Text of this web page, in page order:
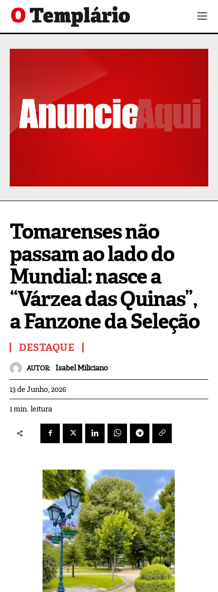
Tomarenses não
passam ao lado do
Mundial: nasce a
“Várzea das Quinas”,
a Fanzone da Seleção
DESTAQUE
AUTOR: Isabel Miliciano
13 de Junho, 2026
1min. leitura